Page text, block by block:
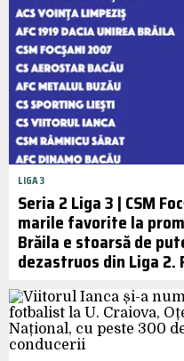
LIGA 3
Seria 2 Liga 3 | CSM
marile favorite la
Brăila e stoarsă de
dezastruos din Liga